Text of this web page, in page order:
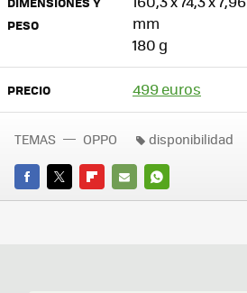
PESO
mm
180 g
PRECIO 499 euros
FACEBOOK
TWITTERFLIPBOARD
E-
WHATSAPP
TEMAS OPPO disponibilidad